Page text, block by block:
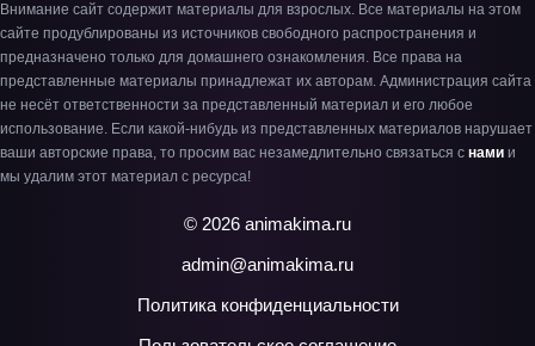
Внимание сайт содержит материалы для взрослых. Все материалы на этом
сайте продублированы из источников свободного распространения и
предназначено только для домашнего ознакомления. Все права на
представленные материалы принадлежат их авторам. Администрация сайта
не несёт ответственности за представленный материал и его любое
использование. Если какой-нибудь из представленных материалов нарушает
ваши авторские права, то просим вас незамедлительно связаться с нами и
мы удалим этот материал с ресурса!
© 2026 animakima.ru
admin@animakima.ru
Политика конфиденциальности